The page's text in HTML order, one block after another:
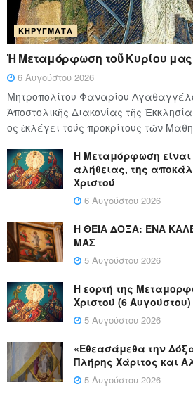
ΚΗΡΎΓΜΑΤΑ
Ἡ Μεταμόρφωση τοῦ Κυρίου μας
6 Αυγούστου 2026
Μητροπολίτου Φαναρίου
Ἀποστολικῆς Διακονίας τῆς
ος ἐκλέγει τούς προ­κρί­τους τῶν
Η Μεταμόρφωση είναι
αλήθειας, της
Χριστού
6 Αυγούστου 2026
Η ΘΕΙΑ ΔΟΞΑ: ΈΝΑ
ΜΑΣ
5 Αυγούστου 2026
Η εορτή της
Χριστού (6 Αυγούστου)
5 Αυγούστου 2026
«Εθεασάμεθα την
Πλήρης Χάριτος και
5 Αυγούστου 2026